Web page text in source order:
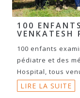
100
VENKATESH
100 enfants
pédiatre et des
Hospital, tous
LIRE LA SUITE